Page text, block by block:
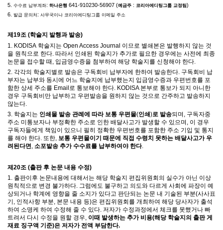
5. 수수료 납부계좌: 하나은행 641-910230-56907 (예금주 : 코리아에디팅그룹 교정팀 )
6.
발급 문의처 : 사무국이나 코리아에디팅그룹 이메일 주소
제 19조 (학술지 발행과 발송)
1. KODISA 학술지는 Open Access Journal 이므로 별쇄본은 발행하지 않는 것
을 원칙으로 한다 따라서 인쇄된 학술지가 추가로 필요한 경우에는 사전에 최종
논문을 접수할 때 입금영수증을 첨부하여 해당 학술지를 신청해야 한다
2. 각각의 학술지별로 발송은 구독회비 납부자에 한하여 발송한다. 구독회비 납
부자는 납부와 동시에 어느 학술지에 납부했는지 입금영수증과 우편번호를 포
함한 상세 주소를 Email 로 통보해야 한다. KODISA 본부로 통보가 되지 아니한
경우 구독회비만 납부하고 우편발송을 원하지 않는 것으로 간주하고 발송하지
않는다.
3. 학술지는 인쇄물 발송 관례에 따라 보통 우편물(인쇄)로 발송되며 , 구독자중
주소 미통보자나 부정확한 주소로 인한 배달사고가 발생할 수 있으며 , 이 경우
구독자들에게 책임이 있으니 필히 정확한 우편번호를 포함한 주소 기입 및 통지
를 해야 한다. 또한, 보통 우편물이기 때문에 직접 수령치 못하는 배달사고가 우
려된다면, 소포발송 추가 수수료를 납부하여야 한다.
제 20조 (출판 후 논문 내용 수정)
1. 출판이후 논문내용에 대해서는 해당 학술지 편집위원회의 실수가 아닌 이상
원칙적으로 변경 불가하다. 그럼에도 불구하고 의도와 다르게 사회에 파장이 예
상되거나 학계에 영향을 줄 소지가 있다고 판단되는 논문 내 기술된 부분(사사표
기 , 인적사항 부분, 본문 내용 등)은 편집위원회를 개최하여 해당 당사자가 출석
하여 소명케 하여 수정해 줄 수 있다. 저자가 수정과정에서 체크를 못했거나 빠
트려서 다시 수정을 원할 경우, 이때 발생하는 추가 비용(해당 학술지의 출판 게
재료 징구액 기준)은 저자가 전액 부담한다.